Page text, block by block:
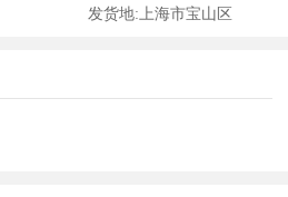
发货地:上海市宝山区